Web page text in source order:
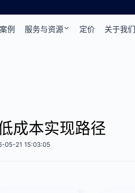
例 服务与资源 定价 关于我们
成本实现路径
05-21 15:03:05